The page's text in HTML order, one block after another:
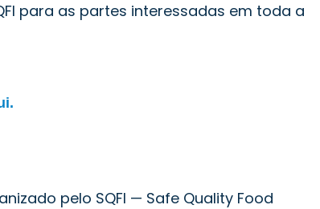
para as partes interessadas em toda a
pelo SQFI — Safe Quality Food